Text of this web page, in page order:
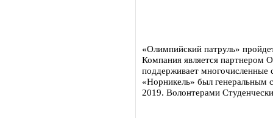
«Олимпийский патруль»
Компания является партнером
поддерживает многочисленные
«Норникель» был генеральным
2019. Волонтерами